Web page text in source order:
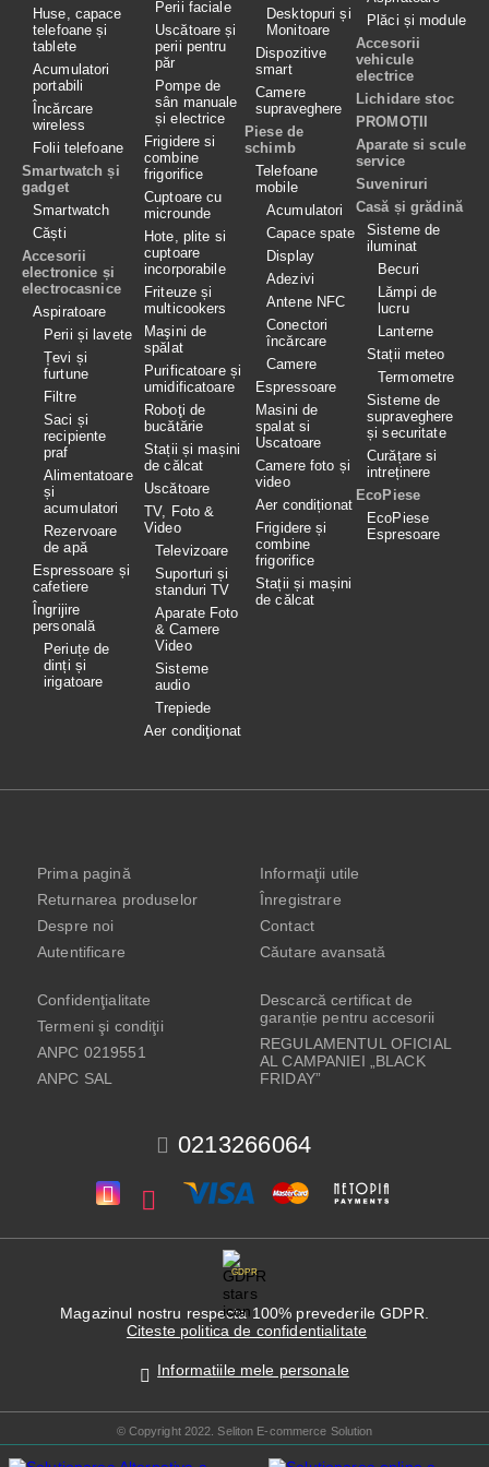
Huse, capace
telefoane și
tablete
Acumulatori
portabili
Încărcare
wireless
Folii telefoane
Smartwatch și
gadget
Smartwatch
Căști
Accesorii
electronice și
electrocasnice
Aspiratoare
Perii și lavete
Țevi și
furtune
Filtre
Saci și
recipiente
praf
Alimentatoare
și
acumulatori
Rezervoare
de apă
Espressoare și
cafetiere
Îngrijire
personală
Periuțe de
dinți și
irigatoare
Perii faciale
Uscătoare și
perii pentru
păr
Pompe de
sân manuale
și electrice
Frigidere si
combine
frigorifice
Cuptoare cu
microunde
Hote, plite si
cuptoare
incorporabile
Friteuze și
multicookers
Maşini de
spălat
Purificatoare și
umidificatoare
Roboţi de
bucătărie
Stații și mașini
de călcat
Uscătoare
TV, Foto &
Video
Televizoare
Suporturi și
standuri TV
Aparate Foto
& Camere
Video
Sisteme
audio
Trepiede
Aer condiţionat
Desktopuri și
Monitoare
Dispozitive
smart
Camere
supraveghere
Piese de
schimb
Telefoane
mobile
Acumulatori
Capace spate
Display
Adezivi
Antene NFC
Conectori
încărcare
Camere
Espressoare
Masini de
spalat si
Uscatoare
Camere foto și
video
Aer condiționat
Frigidere și
combine
frigorifice
Stații și mașini
de călcat
Plăci și module
Accesorii
vehicule
electrice
Lichidare stoc
PROMOȚII
Aparate si scule
service
Suveniruri
Casă și grădină
Sisteme de
iluminat
Becuri
Lămpi de
lucru
Lanterne
Stații meteo
Termometre
Sisteme de
supraveghere
și securitate
Curățare si
intreținere
EcoPiese
EcoPiese
Espresoare
0213266064
Prima pagină
Returnarea produselor
Despre noi
Autentificare
Informaţii utile
Înregistrare
Contact
Căutare avansată
Confidenţialitate
Termeni şi condiţii
ANPC 0219551
ANPC SAL
Descarcă certificat de
garanție pentru accesorii
REGULAMENTUL OFICIAL
AL CAMPANIEI „BLACK
FRIDAY”
GDPR
Magazinul nostru respecta 100% prevederile GDPR.
Citeste politica de confidentialitate
Informatiile mele personale
© Copyright 2022. Seliton E-commerce Solution